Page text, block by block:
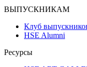
ВЫПУСКНИКАМ
Клуб
HSE Alumni
Ресурсы